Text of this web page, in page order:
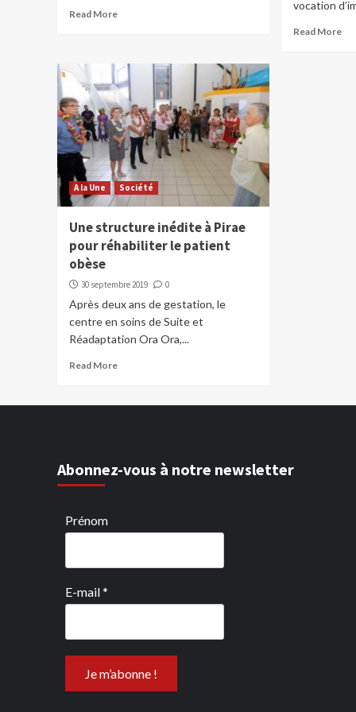
Read More
vocation
Read More
A la Une Société
Une structure inédite à Pirae
pour réhabiliter le patient
obèse
30 septembre 2019 0
Après deux ans de gestation, le
centre en soins de Suite et
Réadaptation Ora Ora,...
Read More
Abonnez-vous à notre newsletter
Prénom
E-mail*